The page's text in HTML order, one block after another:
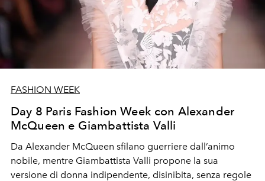
FASHION WEEK
Day 8 Paris Fashion Week con Alexander
McQueen e Giambattista Valli
Da Alexander McQueen sfilano guerriere dall’animo
nobile, mentre Giambattista Valli propone la sua
versione di donna indipendente, disinibita, senza regole